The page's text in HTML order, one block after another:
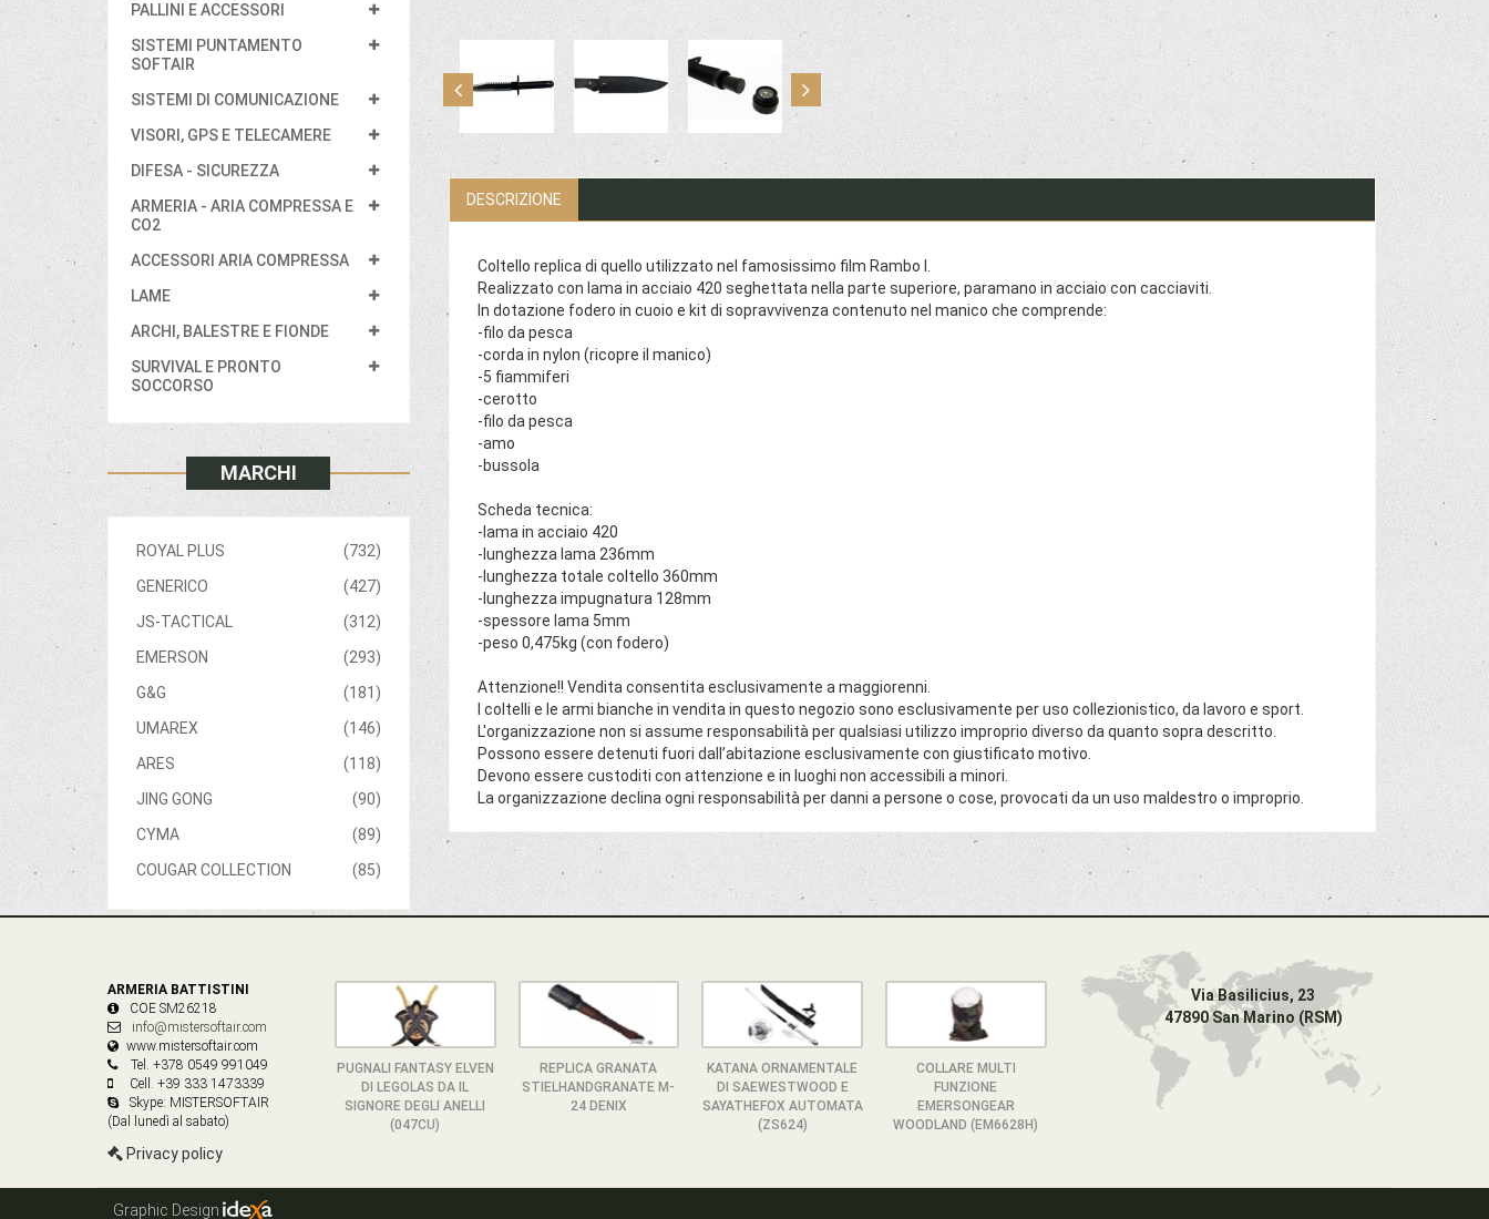
PALLINI E ACCESSORI
SISTEMI PUNTAMENTO
SOFTAIR
SISTEMI DI COMUNICAZIONE
VISORI, GPS E TELECAMERE
DIFESA - SICUREZZA
ARMERIA - ARIA COMPRESSA E
CO2
ACCESSORI ARIA COMPRESSA
LAME
ARCHI, BALESTRE E FIONDE
SURVIVAL E PRONTO
SOCCORSO
MARCHI
(732)
ROYAL PLUS
(427)
GENERICO
(312)
JS-TACTICAL
(293)
EMERSON
(181)
G&G
(146)
UMAREX
(118)
ARES
(90)
JING GONG
(89)
CYMA
(85)
COUGAR COLLECTION
DESCRIZIONE
Coltello replica di quello utilizzato nel famosissimo film Rambo I.
Realizzato con lama in acciaio 420 seghettata nella parte superiore, paramano in acciaio con cacciaviti.
In dotazione fodero in cuoio e kit di sopravvivenza contenuto nel manico che comprende:
-filo da pesca
-corda in nylon (ricopre il manico)
-5 fiammiferi
-cerotto
-filo da pesca
-amo
-bussola
Scheda tecnica:
-lama in acciaio 420
-lunghezza lama 236mm
-lunghezza totale coltello 360mm
-lunghezza impugnatura 128mm
-spessore lama 5mm
-peso 0,475kg (con fodero)
Attenzione!! Vendita consentita esclusivamente a maggiorenni.
I coltelli e le armi bianche in vendita in questo negozio sono esclusivamente per uso collezionistico, da lavoro e sport.
L'organizzazione non si assume responsabilità per qualsiasi utilizzo improprio diverso da quanto sopra descritto.
Possono essere detenuti fuori dall’abitazione esclusivamente con giustificato motivo.
Devono essere custoditi con attenzione e in luoghi non accessibili a minori.
La organizzazione declina ogni responsabilità per danni a persone o cose, provocati da un uso maldestro o improprio.
ARMERIA BATTISTINI
COE SM26218
info@mistersoftair.com
www.mistersoftair.com
Tel. +378 0549 991049
Cell. +39 333 1473339
Skype: MISTERSOFTAIR
(Dal lunedì al sabato)
Privacy policy
PUGNALI FANTASY ELVEN
DI LEGOLAS DA IL
SIGNORE DEGLI ANELLI
(047CU)
REPLICA GRANATA
STIELHANDGRANATE M-
24 DENIX
KATANA ORNAMENTALE
DI SAEWESTWOOD E
SAYATHEFOX AUTOMATA
(ZS624)
COLLARE MULTI
FUNZIONE
EMERSONGEAR
WOODLAND (EM6628H)
Via Basilicius, 23
47890 San Marino (RSM)
Graphic Design